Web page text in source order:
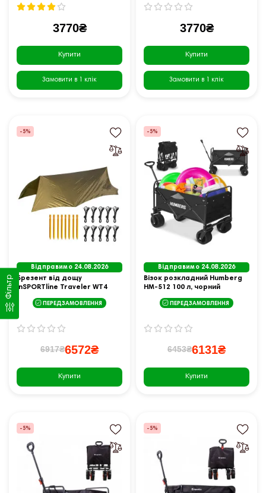
Фільтр
3770₴
Купити
Замовити в 1 клік
3770₴
Купити
Замовити в 1 клік
-5%
Відправимо 24.08.2026
Брезент від дощу
inSPORTline Traveler WT4
ПЕРЕДЗАМОВЛЕННЯ
6917₴6572₴
Купити
-5%
Відправимо 24.08.2026
Візок розкладний Humberg
HM-512 100 л, чорний
ПЕРЕДЗАМОВЛЕННЯ
6453₴6131₴
Купити
-5% -5%